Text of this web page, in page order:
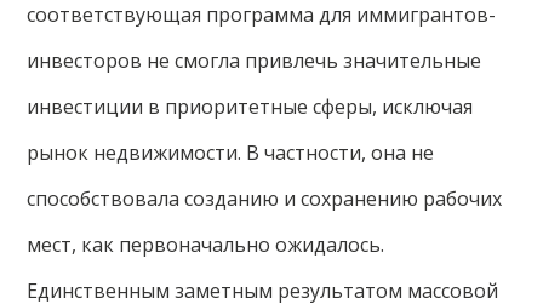
соответствующая программа для иммигрантов-
инвесторов не смогла привлечь значительные
инвестиции в приоритетные сферы, исключая
рынок недвижимости. В частности, она не
способствовала созданию и сохранению рабочих
мест, как первоначально ожидалось.
Единственным заметным результатом массовой